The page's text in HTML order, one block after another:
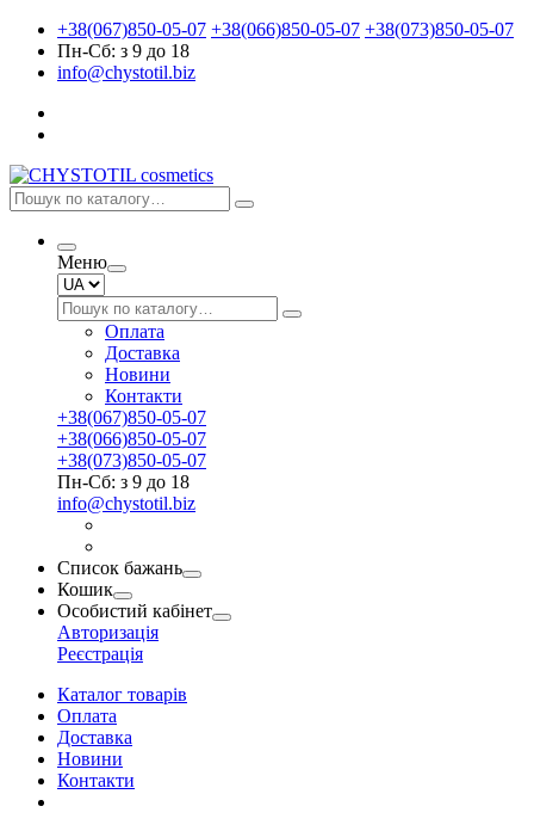
+38(067)850-05-07 +38(066)850-05-07 +38(073)850-05-07
Пн-Сб: з 9 до 18
info@chystotil.biz
Меню
Оплата
Доставка
Новини
Контакти
+38(067)850-05-07
+38(066)850-05-07
+38(073)850-05-07
Пн-Сб: з 9 до 18
info@chystotil.biz
Список бажань
Кошик
Особистий кабінет
Авторизація
Реєстрація
Каталог товарів
Оплата
Доставка
Новини
Контакти